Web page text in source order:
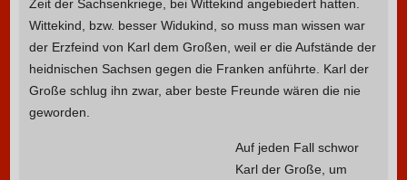
Zeit der Sachsenkriege, bei Wittekind angebiedert hatten.
Wittekind, bzw. besser Widukind, so muss man wissen war
der Erzfeind von Karl dem Großen, weil er die Aufstände der
heidnischen Sachsen gegen die Franken anführte. Karl der
Große schlug ihn zwar, aber beste Freunde wären die nie
geworden.
Auf jeden Fall schwor
Karl der Große, um